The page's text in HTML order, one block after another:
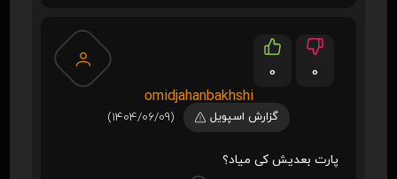
0
0
omidjahanbakhshi
گزارش اسپویل (1404/06/09)
پارت بعدیش کی میاد؟